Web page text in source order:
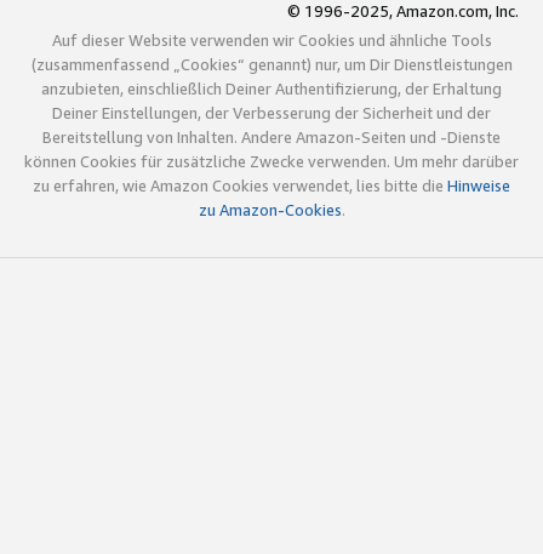
© 1996-2025, Amazon.com, Inc.
Auf dieser Website verwenden wir Cookies und ähnliche Tools
(zusammenfassend „Cookies“ genannt) nur, um Dir Dienstleistungen
anzubieten, einschließlich Deiner Authentifizierung, der Erhaltung
Deiner Einstellungen, der Verbesserung der Sicherheit und der
Bereitstellung von Inhalten. Andere Amazon-Seiten und -Dienste
können Cookies für zusätzliche Zwecke verwenden. Um mehr darüber
zu erfahren, wie Amazon Cookies verwendet, lies bitte die Hinweise
zu Amazon-Cookies.